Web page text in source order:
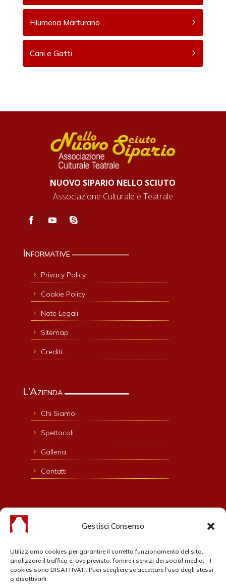
Gestisci Consenso
Utilizziamo cookies per garantire il corretto funzionamento del sito,
analizzare il traffico e, ove previsto, fornire i servizi dei social media. - I
cookies sono DISATTIVATI. Puoi scegliere se accettare l'uso degli stessi
o disattivarli.
Filumena Marturano
Cani e Gatti
NUOVO SIPARIO NELLO SCIUTO
Associazione Culturale e Teatrale
Informative
Privacy Policy
Cookie Policy
Note Legali
Sitemap
Crediti
L’Azienda
Chi Siamo
Spettacoli
Galleria
Contatti
Contatti
C.F. SCTRSR53M48E536K
328 746 4258